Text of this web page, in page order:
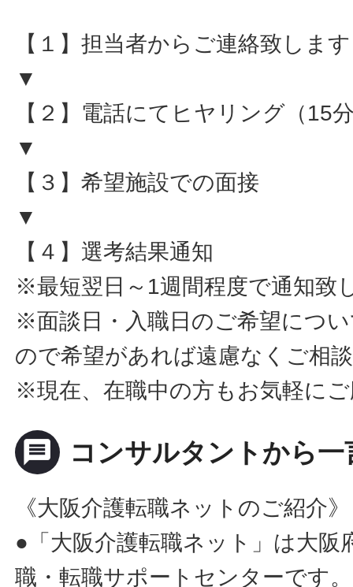
【１】担当者からご連絡致します
▼
【２】電話にてヒヤリング（15
▼
【３】希望施設での面接
▼
【４】選考結果通知
※最短翌日～1週間程度で通知致
※面談日・入職日のご希望につ
ので希望があれば遠慮なくご相
※現在、在職中の方もお気軽に
message コンサルタントから一
《大阪介護転職ネットのご紹介》
●「大阪介護転職ネット」は大阪
職・転職サポートセンターです